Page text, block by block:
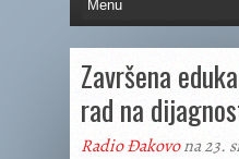
Završena
rad na
Radio Đakovona 23.